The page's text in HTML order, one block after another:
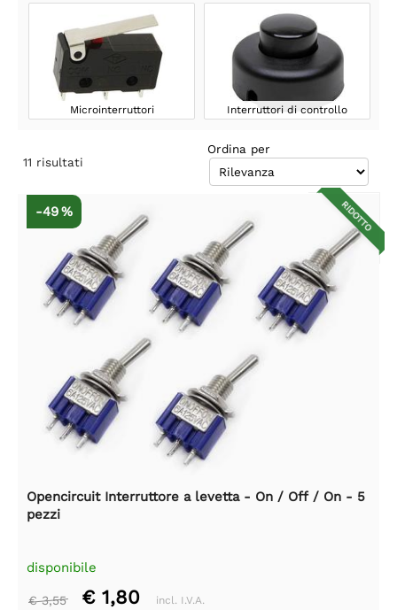
Microinterruttori Interruttori di controllo
11 risultati
Ordina per
RIDOTTO
-49 %
Opencircuit Interruttore a levetta - On / Off / On - 5
pezzi
disponibile
€ 3,55 € 1,80 incl. I.V.A.